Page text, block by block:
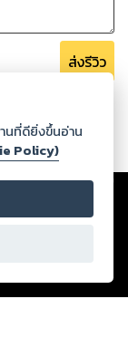
ส่งรีวิว
วนสิทธิ์ไม่รับผิดชอบ
ละเมิดสิทธิใน
ธรรม ดังนั้น ผู้อ่าน
ะหากท่านพบว่าส่วน
ท เพื่อทีมงานจะได้
มพระราชบัญญัติ
นที่ดียิ่งขึ้นอ่าน
Policy)